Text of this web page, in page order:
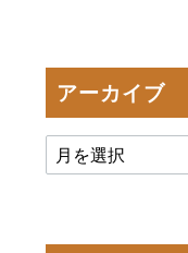
アーカイブ